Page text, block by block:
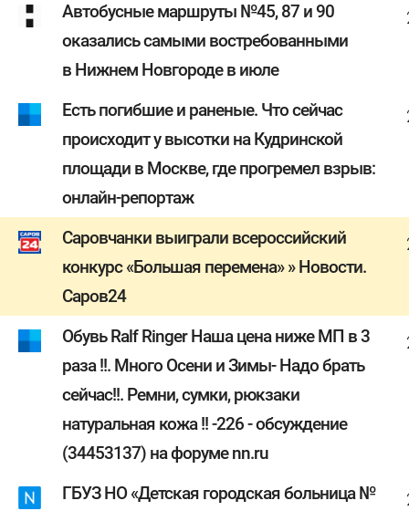
Автобусные маршруты №45, 87 и 90
оказались самыми востребованными
в Нижнем Новгороде в июле
Есть погибшие и раненые. Что сейчас
происходит у высотки на Кудринской
площади в Москве, где прогремел взрыв:
онлайн-репортаж
Саровчанки выиграли всероссийский
конкурс «Большая перемена» » Новости.
Саров24
Обувь Ralf Ringer Наша цена ниже МП в 3
раза !!. Много Осени и Зимы- Надо брать
сейчас!!. Ремни, сумки, рюкзаки
натуральная кожа !! -226 - обсуждение
(34453137) на форуме nn.ru
ГБУЗ НО «Детская городская больница №